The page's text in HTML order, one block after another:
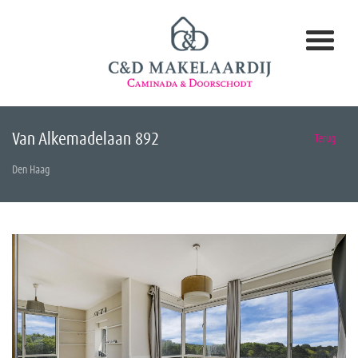
Van Alkemadelaan 892
Den Haag
Terug